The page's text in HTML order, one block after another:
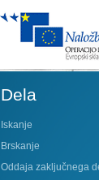
Dela
Iskanje
Brskanje
Oddaja zaključnega